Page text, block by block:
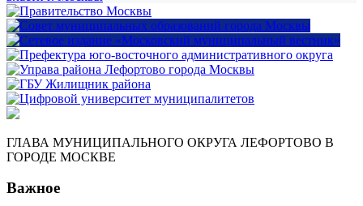
ГЛАВА МУНИЦИПАЛЬНОГО ОКРУГА ЛЕФОРТОВО В
ГОРОДЕ МОСКВЕ
Важное